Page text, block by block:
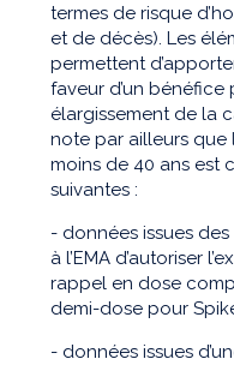
termes de risque
et de décès). Les
permettent
faveur d’un bénéfice
élargissement de la
note par ailleurs que
moins de 40 ans est
suivantes :
- données issues
à l’EMA d’autoriser
rappel en dose
demi-dose pour
- données issues